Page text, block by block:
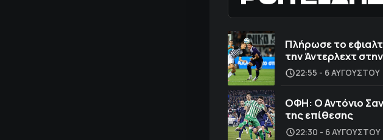
Πλήρωσε το
την Άντερλεχτ
22:55 - 6 ΑΥΓΟΎΣΤΟΥ
ΟΦΗ: Ο Αντόνιο
της επίθεσης
22:30 - 6 ΑΥΓΟΎΣΤΟΥ